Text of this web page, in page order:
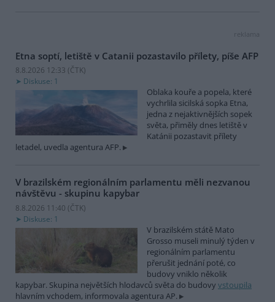
reklama
Etna soptí, letiště v Catanii pozastavilo přílety, píše AFP
8.8.2026 12:33 (ČTK)
Diskuse: 1
Oblaka kouře a popela, které
vychrlila sicilská sopka Etna,
jedna z nejaktivnějších sopek
světa, přiměly dnes letiště v
Katánii pozastavit přílety
letadel, uvedla agentura AFP.
V brazilském regionálním parlamentu měli nezvanou
návštěvu - skupinu kapybar
8.8.2026 11:40 (ČTK)
Diskuse: 1
V brazilském státě Mato
Grosso museli minulý týden v
regionálním parlamentu
přerušit jednání poté, co
budovy vniklo několik
kapybar. Skupina největších hlodavců světa do budovy vstoupila
hlavním vchodem, informovala agentura AP.